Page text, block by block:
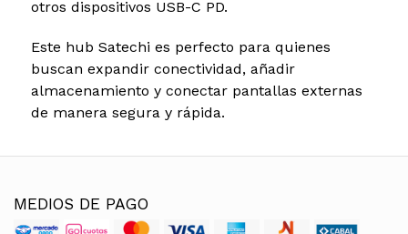
otros dispositivos USB-C PD.
Este hub Satechi es perfecto para quienes
buscan expandir conectividad, añadir
almacenamiento y conectar pantallas externas
de manera segura y rápida.
MEDIOS DE PAGO